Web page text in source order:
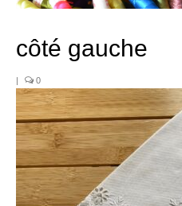
Déco
Mobilier
Vaisselle ancienne
Jouets anciens
Tissus
côté gauche
| 0